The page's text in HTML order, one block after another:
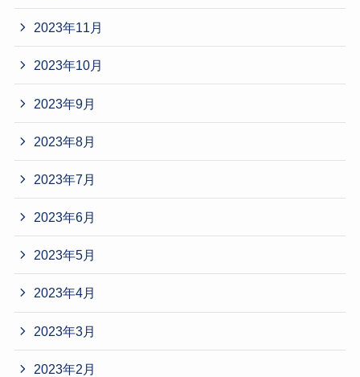
2023年11月
2023年10月
2023年9月
2023年8月
2023年7月
2023年6月
2023年5月
2023年4月
2023年3月
2023年2月